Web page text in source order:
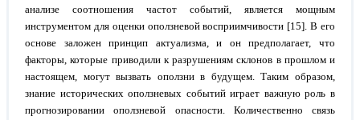
анализе соотношения частот событий, является мощным
инструментом для оценки оползневой восприимчивости [15]. В его
основе заложен принцип актуализма, и он предполагает, что
факторы, которые приводили к разрушениям склонов в прошлом и
настоящем, могут вызвать оползни в будущем. Таким образом,
знание исторических оползневых событий играет важную роль в
прогнозировании оползневой опасности. Количественно связь